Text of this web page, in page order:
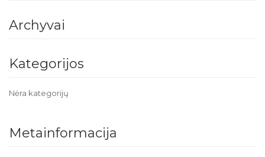
Archyvai
Kategorijos
Nėra kategorijų
Metainformacija